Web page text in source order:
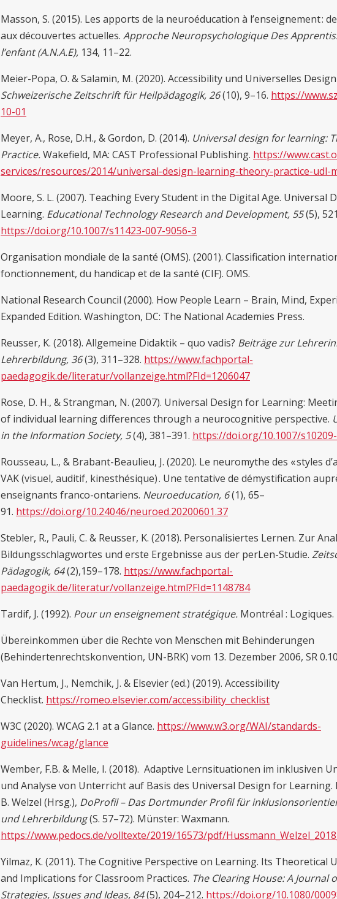
Masson, S. (2015). Les apports de la neuroéducation à l’enseignement :
aux découvertes actuelles. Approche Neuropsychologique Des
l’enfant (A.N.A.E), 134, 11–22.
Meier-Popa, O. & Salamin, M. (2020). Accessibility und Universelles
Schweizerische Zeitschrift für Heilpädagogik, 26(10), 9–16. https://
10-01
Meyer, A., Rose, D.H., & Gordon, D. (2014). Universal design for learning:
Practice.Wakefield, MA: CAST Professional Publishing. https://
services/resources/2014/universal-design-learning-theory-practice-udl-
Moore, S. L. (2007). Teaching Every Student in the Digital Age. Universal
Learning. Educational Technology Research and Development, 55(5),
https://doi.org/10.1007/s11423-007-9056-3
Organisation mondiale de la santé (OMS). (2001). Classification
fonctionnement, du handicap et de la santé (CIF). OMS.
National Research Council (2000). How People Learn – Brain, Mind,
Expanded Edition. Washington, DC: The National Academies Press.
Reusser, K. (2018). Allgemeine Didaktik – quo vadis? Beiträge zur
Lehrerbildung, 36(3), 311–328. https://www.fachportal-
paedagogik.de/literatur/vollanzeige.html?FId=1206047
Rose, D. H., & Strangman, N. (2007). Universal Design for Learning:
of individual learning differences through a neurocognitive perspective.
in the Information Society, 5(4), 381–391. https://doi.org/10.1007/
Rousseau, L., & Brabant-Beaulieu, J. (2020). Le neuromythe des « styles
VAK (visuel, auditif, kinesthésique) . Une tentative de démystification
enseignants franco-ontariens. Neuroeducation, 6(1), 65–
91. https://doi.org/10.24046/neuroed.20200601.37
Stebler, R., Pauli, C. & Reusser, K. (2018). Personalisiertes Lernen. Zur
Bildungsschlagwortes und erste Ergebnisse aus der perLen-Studie.
Pädagogik, 64(2),159–178. https://www.fachportal-
paedagogik.de/literatur/vollanzeige.html?FId=1148784
Tardif, J. (1992). Pour un enseignement stratégique. Montréal : Logiques.
Übereinkommen über die Rechte von Menschen mit Behinderungen
(Behindertenrechtskonvention, UN-BRK) vom 13. Dezember 2006, SR
Van Hertum, J., Nemchik, J. & Elsevier (ed.) (2019). Accessibility
Checklist. https://romeo.elsevier.com/accessibility_checklist
W3C (2020). WCAG 2.1 at a Glance. https://www.w3.org/WAI/standards-
guidelines/wcag/glance
Wember, F.B. & Melle, I. (2018). Adaptive Lernsituationen im inklusiven
und Analyse von Unterricht auf Basis des Universal Design for Learning.
B. Welzel (Hrsg.), DoProfil – Das Dortmunder Profil für
und Lehrerbildung(S. 57–72). Münster: Waxmann.
https://www.pedocs.de/volltexte/2019/16573/pdf/
Yilmaz, K. (2011). The Cognitive Perspective on Learning. Its Theoretical
and Implications for Classroom Practices. The Clearing House: A Journal
Strategies, Issues and Ideas, 84(5), 204–212. https://doi.org/10.1080/